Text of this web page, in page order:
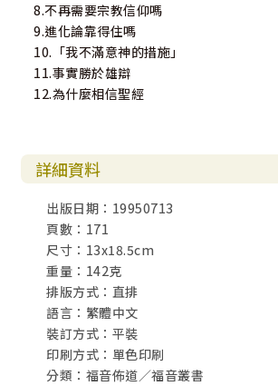
8.不再需要宗教信仰嗎
9.進化論靠得住嗎
10.「我不滿意神的措施」
11.事實勝於雄辯
12.為什麼相信聖經
詳細資料
出版日期：19950713
頁數：171
尺寸：13x18.5cm
重量：142克
排版方式：直排
語言：繁體中文
裝訂方式：平裝
印刷方式：單色印刷
分類：福音佈道／福音叢書